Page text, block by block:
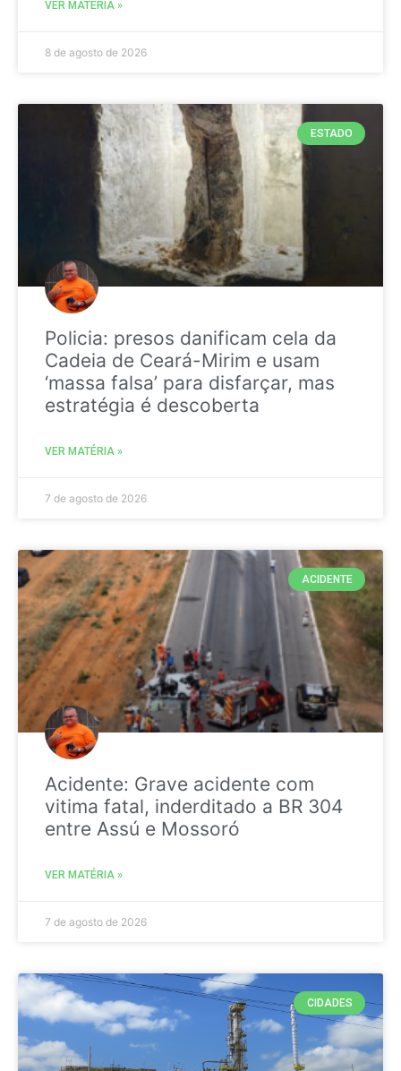
VER MATÉRIA »
8 de agosto de 2026
ESTADO
Policia: presos danificam cela da
Cadeia de Ceará-Mirim e usam
‘massa falsa’ para disfarçar, mas
estratégia é descoberta
VER MATÉRIA »
7 de agosto de 2026
ACIDENTE
Acidente: Grave acidente com
vitima fatal, inderditado a BR 304
entre Assú e Mossoró
VER MATÉRIA »
7 de agosto de 2026
CIDADES